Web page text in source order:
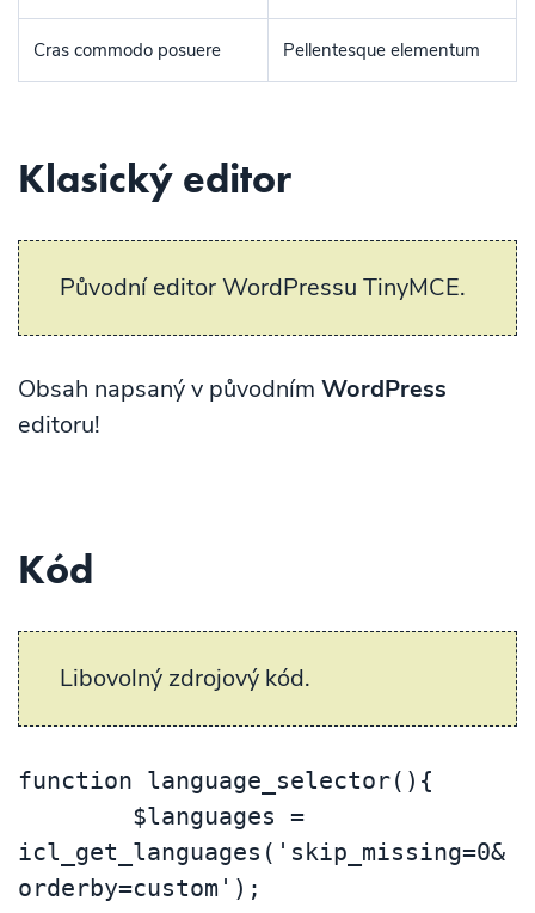
Cras commodo posuere Pellentesque elementum
Klasický editor
Původní editor WordPressu TinyMCE.
Obsah napsaný v původním WordPress
editoru!
Kód
Libovolný zdrojový kód.
function language_selector(){
icl_get_languages('skip_missing=0&
orderby=custom');